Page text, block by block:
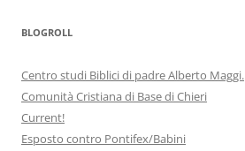
BLOGROLL
Centro studi Biblici di padre Alberto Maggi.
Comunità Cristiana di Base di Chieri
Current!
Esposto contro Pontifex/Babini